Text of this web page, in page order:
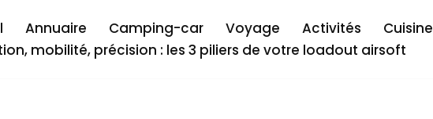
Annuaire Camping-car Voyage Activités Cuisine
mobilité, précision : les 3 piliers de votre loadout airsoft